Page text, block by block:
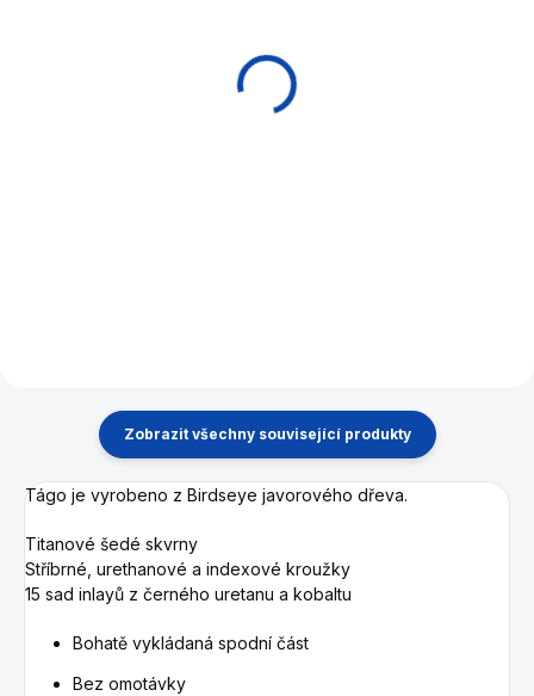
Zobrazit všechny související produkty
Tágo je vyrobeno z Birdseye javorového dřeva.
Titanové šedé skvrny
Stříbrné, urethanové a indexové kroužky
15 sad inlayů z černého uretanu a kobaltu
Bohatě vykládaná spodní část
Bez omotávky